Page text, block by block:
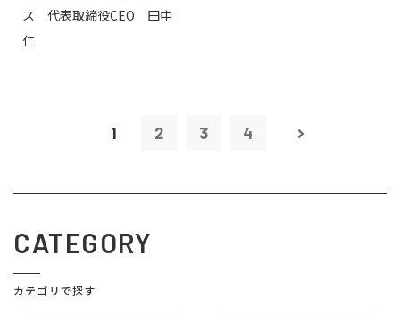
ス 代表取締役CEO 田中
仁
1 2 3 4
CATEGORY
カテゴリで探す